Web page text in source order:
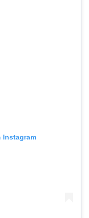
Instagram